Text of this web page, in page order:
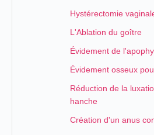
Hystérectomie
L'Ablation du goître
Évidement de
Évidement osseux
Réduction de la
hanche
Création d'un anus